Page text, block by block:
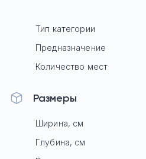
Тип категории
Предназначение
Количество мест
Размеры
Ширина, см
Глубина, см